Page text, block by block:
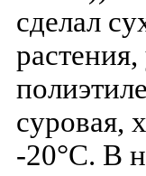
сделал
суровая,
-20°С. В